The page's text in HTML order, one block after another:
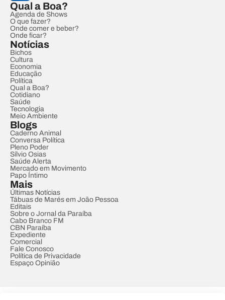
Qual a Boa?
Agenda de Shows
O que fazer?
Onde comer e beber?
Onde ficar?
Notícias
Bichos
Cultura
Economia
Educação
Política
Qual a Boa?
Cotidiano
Saúde
Tecnologia
Meio Ambiente
Blogs
Caderno Animal
Conversa Política
Pleno Poder
Sílvio Osias
Saúde Alerta
Mercado em Movimento
Papo Íntimo
Mais
Últimas Notícias
Tábuas de Marés em João Pessoa
Editais
Sobre o Jornal da Paraíba
Cabo Branco FM
CBN Paraíba
Expediente
Comercial
Fale Conosco
Política de Privacidade
Espaço Opinião